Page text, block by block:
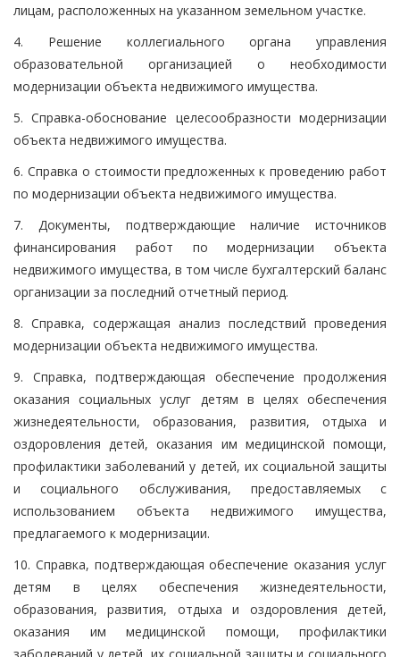
лицам, расположенных на указанном земельном участке.
4. Решение коллегиального органа управления
образовательной организацией о необходимости
модернизации объекта недвижимого имущества.
5. Справка-обоснование целесообразности модернизации
объекта недвижимого имущества.
6. Справка о стоимости предложенных к проведению работ
по модернизации объекта недвижимого имущества.
7. Документы, подтверждающие наличие источников
финансирования работ по модернизации объекта
недвижимого имущества, в том числе бухгалтерский баланс
организации за последний отчетный период.
8. Справка, содержащая анализ последствий проведения
модернизации объекта недвижимого имущества.
9. Справка, подтверждающая обеспечение продолжения
оказания социальных услуг детям в целях обеспечения
жизнедеятельности, образования, развития, отдыха и
оздоровления детей, оказания им медицинской помощи,
профилактики заболеваний у детей, их социальной защиты
и социального обслуживания, предоставляемых с
использованием объекта недвижимого имущества,
предлагаемого к модернизации.
10. Справка, подтверждающая обеспечение оказания услуг
детям в целях обеспечения жизнедеятельности,
образования, развития, отдыха и оздоровления детей,
оказания им медицинской помощи, профилактики